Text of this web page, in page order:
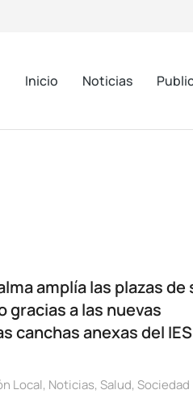
Inicio Noticias
amplía las plazas de
gracias a las nuevas
canchas anexas del IES
Local, Noticias, Salud, Sociedad